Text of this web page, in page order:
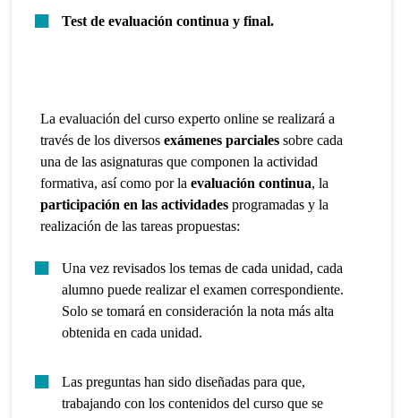
Test de evaluación continua y final.
La evaluación del curso experto online se realizará a
través de los diversosexámenes parciales sobre cada
una de las asignaturas que componen la actividad
formativa, así como por laevaluación continua, la
participación en las actividades programadas y la
realización de las tareas propuestas:
Una vez revisados los temas de cada unidad, cada
alumno puede realizar el examen correspondiente.
Solo se tomará en consideración la nota más alta
obtenida en cada unidad.
Las preguntas han sido diseñadas para que,
trabajando con los contenidos del curso que se